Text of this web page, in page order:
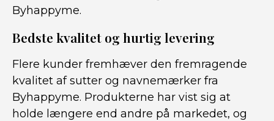
Byhappyme.
Bedste kvalitet og hurtig levering
Flere kunder fremhæver den fremragende
kvalitet af sutter og navnemærker fra
Byhappyme. Produkterne har vist sig at
holde længere end andre på markedet, og